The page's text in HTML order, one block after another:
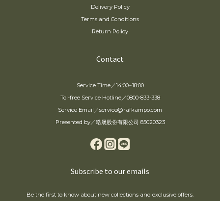
Delivery Policy
Terms and Conditions
Return Policy
Contact
Service Time／14:00~18:00
Tol-free Service Hotline／0800-833-338
Service Email／service@rafkampo.com
Presented by／晧晟股份有限公司 85020323
Subscribe to our emails
Be the first to know about new collections and exclusive offers.